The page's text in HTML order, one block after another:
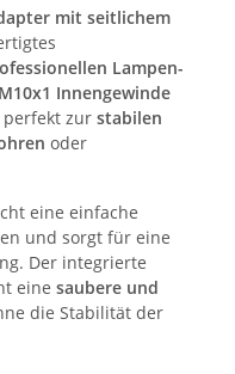
mit seitlichem
Lampen-
M10x1 Innengewinde
zur stabilen
oder
eine einfache
und sorgt für eine
Der integrierte
eine saubere und
die Stabilität der